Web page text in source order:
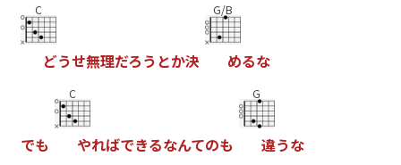
C
どうせ無理だろう とか決
G/B
めるな
でも
C
やればできるなんてのも
G
違うな